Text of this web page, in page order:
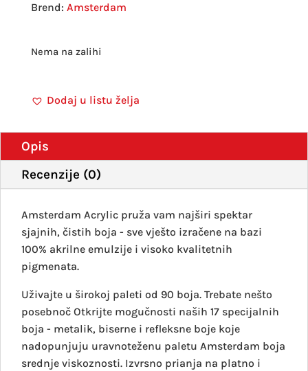
Amsterdam
Nema na zalihi
Dodaj u listu želja
Opis
Recenzije (0)
Amsterdam Acrylic pruža vam najširi spektar
sjajnih, čistih boja - sve vješto izračene na bazi
100% akrilne emulzije i visoko kvalitetnih
pigmenata.
Uživajte u širokoj paleti od 90 boja. Trebate nešto
posebnoč Otkrijte mogučnosti naših 17 specijalnih
boja - metalik, biserne i refleksne boje koje
nadopunjuju uravnoteženu paletu Amsterdam boja
srednje viskoznosti. Izvrsno prianja na platno i